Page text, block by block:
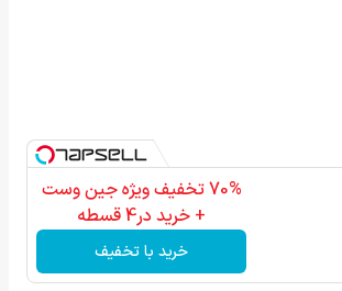
70% تخفیف ویژه جین وست
+ خرید در4 قسطه
خرید با تخفیف